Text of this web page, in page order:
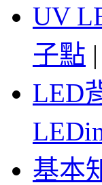
UV
子點 |
LED
基本